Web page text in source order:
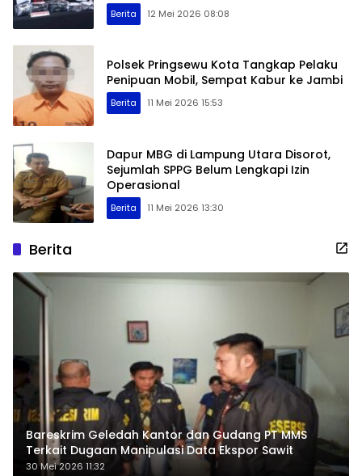
Berita 12 Mei 2026 08:08
Polsek Pringsewu Kota Tangkap Pelaku
Penipuan Mobil, Sempat Kabur ke Jambi
Berita 11 Mei 2026 15:53
Dapur MBG di Lampung Utara Disorot,
Sejumlah SPPG Belum Lengkapi Izin
Operasional
Berita 11 Mei 2026 13:30
Berita
Bareskrim Geledah Kantor dan Gudang PT MMS
Terkait Dugaan Manipulasi Data Ekspor Sawit
30 Mei 2026 11:32